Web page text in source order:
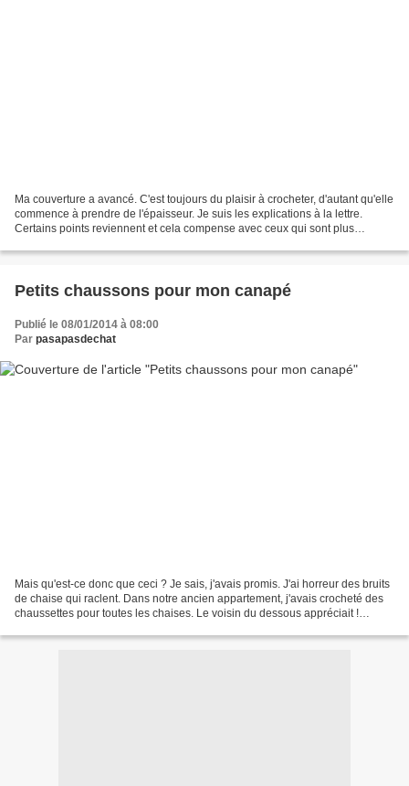
Ma couverture a avancé. C'est toujours du plaisir à crocheter, d'autant qu'elle
commence à prendre de l'épaisseur. Je suis les explications à la lettre.
Certains points reviennent et cela compense avec ceux qui sont plus
Petits chaussons pour mon canapé
Publié le 08/01/2014 à 08:00
Par pasapasdechat
Mais qu'est-ce donc que ceci ? Je sais, j'avais promis. J'ai horreur des bruits
de chaise qui raclent. Dans notre ancien appartement, j'avais crocheté des
chaussettes pour toutes les chaises. Le voisin du dessous appréciait !